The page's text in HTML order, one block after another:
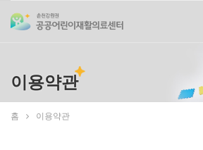
이용약관
홈 이용약관